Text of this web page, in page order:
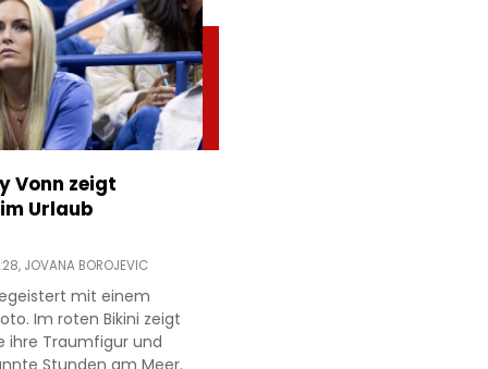
Vonn zeigt
Urlaub
JOVANA BOROJEVIC
mit einem
Im roten Bikini zeigt
ihre Traumfigur und
Stunden am Meer.